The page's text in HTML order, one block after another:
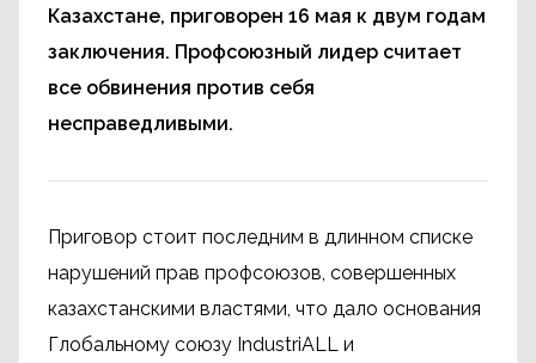
Казахстане, приговорен 16 мая к двум годам
заключения. Профсоюзный лидер считает
все обвинения против себя
несправедливыми.
Приговор стоит последним в длинном списке
нарушений прав профсоюзов, совершенных
казахстанскими властями, что дало основания
Глобальному союзу IndustriALL и